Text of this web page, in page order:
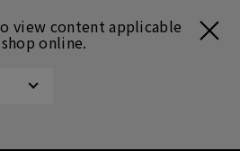
view content applicable
online.